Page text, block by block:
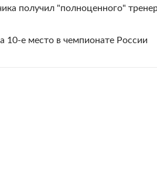
получил "полноценного"
10-е место в чемпионате России